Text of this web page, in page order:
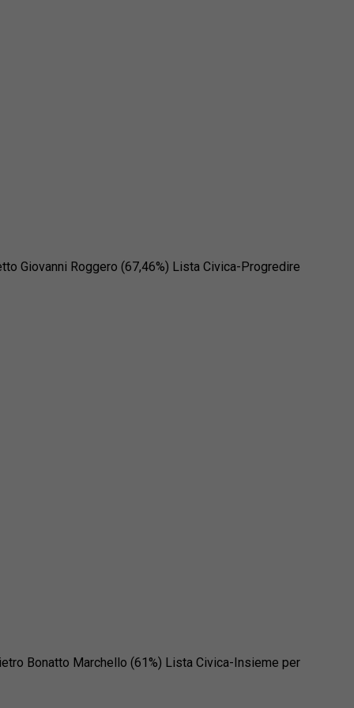
Giovanni Roggero (67,46%) Lista Civica-Progredire
Bonatto Marchello (61%) Lista Civica-Insieme per